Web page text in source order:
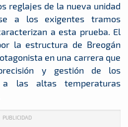
reglajes de la nueva unidad
a los exigentes tramos
a esta prueba. El
la estructura de Breogán
en una carrera que
y gestión de los
a las altas temperaturas
PUBLICIDAD